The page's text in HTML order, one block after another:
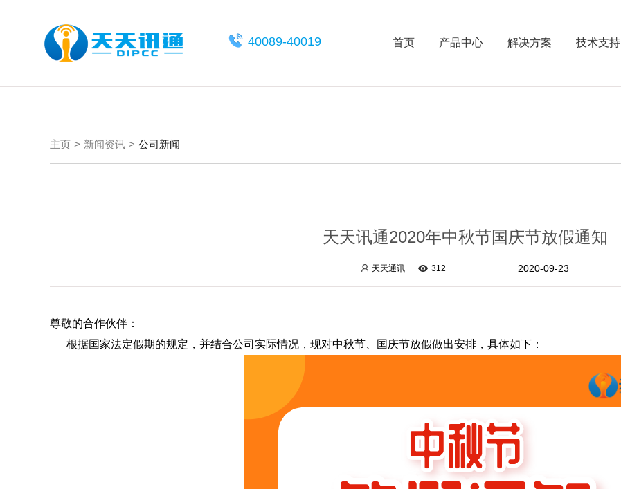
40089-40019 首页 产品中心 解决方案 技术支持
主页 新闻资讯 公司新闻
天天讯通2020年中秋节国庆节放假通知
天天通讯 312 2020-09-23
尊敬的合作伙伴：
根据国家法定假期的规定，并结合公司实际情况，现对中秋节、国庆节放假做出安排，具体如下：